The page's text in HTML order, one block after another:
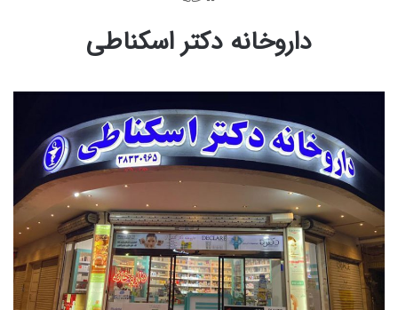
داروخانه دکتر اسکناطی